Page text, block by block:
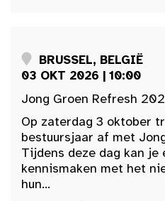
BRUSSEL, BELGIË
03 OKT 2026 | 10:00
Jong Groen Refresh
Op zaterdag 3 oktober
bestuursjaar af met
Tijdens deze dag kan je
kennismaken met het
hun...